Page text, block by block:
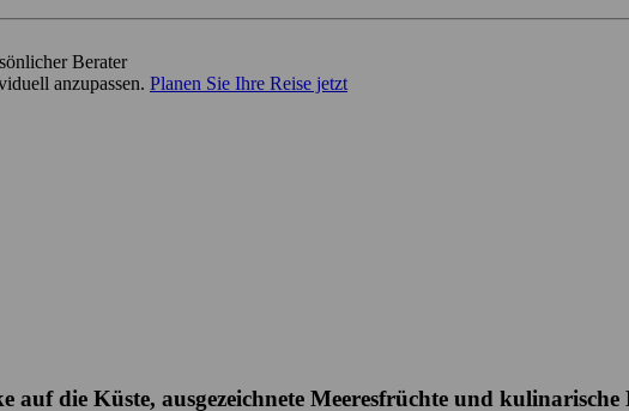
Berater
anzupassen. Planen Sie Ihre Reise jetzt
auf die Küste, ausgezeichnete Meeresfrüchte und